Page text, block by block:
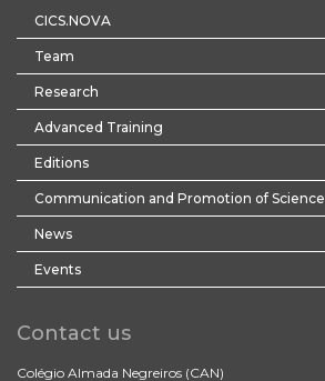
CICS.NOVA
Team
Research
Advanced Training
Editions
Communication and Promotion of Science
News
Events
Contact us
Colégio Almada Negreiros (CAN)